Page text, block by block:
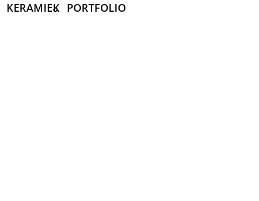
KERAMIEK PORTFOLIO